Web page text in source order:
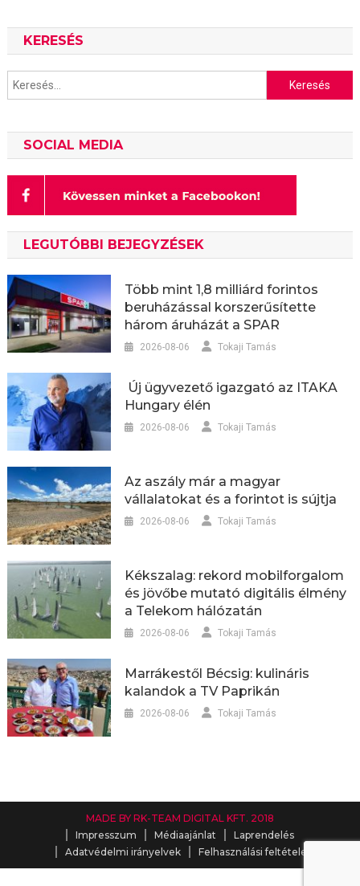
KERESÉS
Keresés:
SOCIAL MEDIA
LEGUTÓBBI BEJEGYZÉSEK
Több mint 1,8 milliárd forintos
beruházással korszerűsítette
három áruházát a SPAR
2026-08-06 Tokaji Tamás
Új ügyvezető igazgató az ITAKA
Hungary élén
2026-08-06 Tokaji Tamás
Az aszály már a magyar
vállalatokat és a forintot is sújtja
2026-08-06 Tokaji Tamás
Kékszalag: rekord mobilforgalom
és jövőbe mutató digitális élmény
a Telekom hálózatán
2026-08-06 Tokaji Tamás
Marrákestől Bécsig: kulináris
kalandok a TV Paprikán
2026-08-06 Tokaji Tamás
MADE BY RK-TEAM DIGITAL KFT. 2018
Impresszum
Médiaajánlat
Laprendelés
Adatvédelmi irányelvek
Felhasználási feltételek